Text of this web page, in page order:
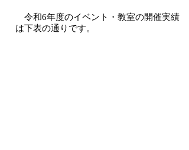
令和6年度のイベント・教室の開催実績
は下表の通りです。